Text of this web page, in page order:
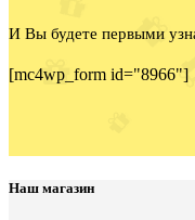
И Вы будете первыми
[mc4wp_form id="8966"]
Наш магазин